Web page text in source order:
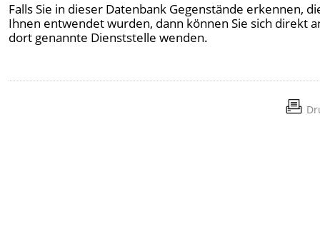
Falls Sie in dieser Datenbank Gegenstände erkennen,
Ihnen entwendet wurden, dann können Sie sich direkt
dort genannte Dienststelle wenden.